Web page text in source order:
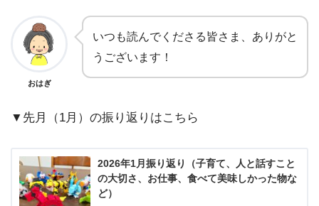
おはぎ
いつも読んでくださる皆さま、ありがと
うございます！
▼先月（1月）の振り返りはこちら
2026年1月振り返り（子育て、人と話すこと
の大切さ、お仕事、食べて美味しかった物な
ど）